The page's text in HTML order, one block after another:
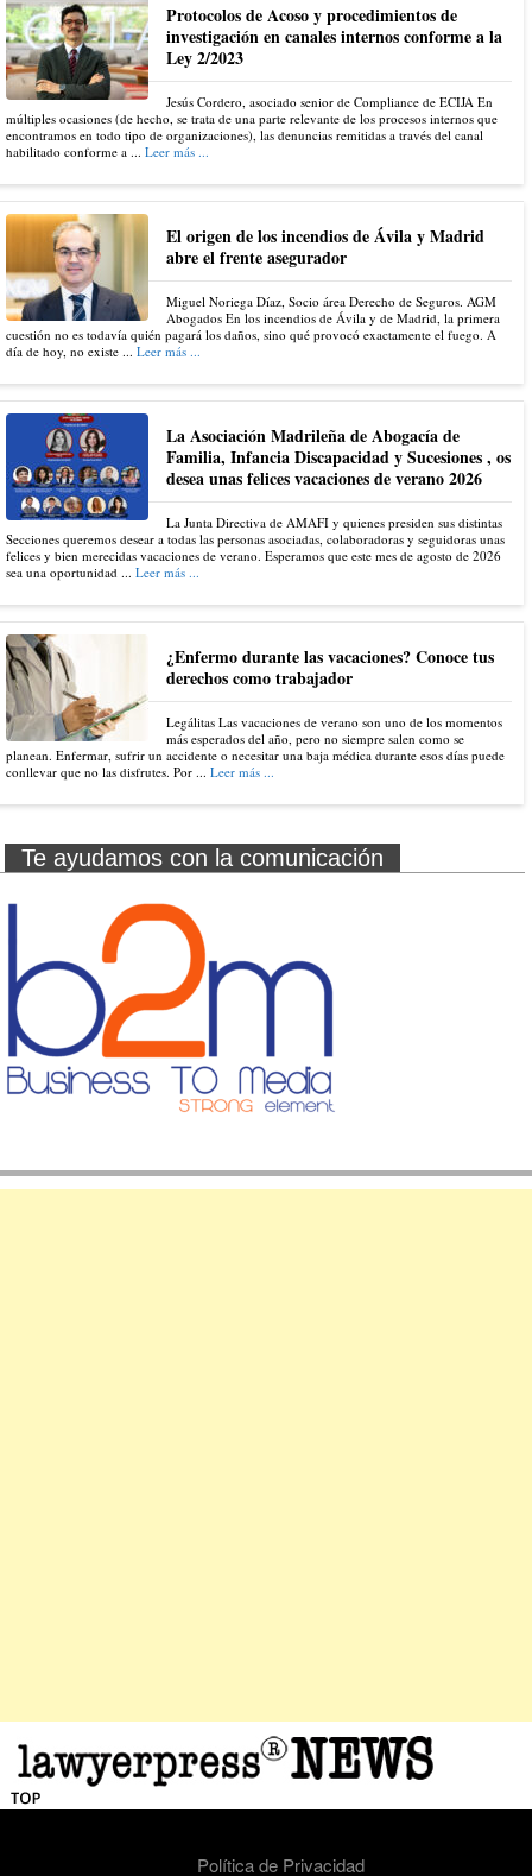
Protocolos de Acoso y procedimientos de
investigación en canales internos conforme a la
Ley 2/2023
Jesús Cordero, asociado senior de Compliance de ECIJA En
múltiples ocasiones (de hecho, se trata de una parte relevante de los procesos internos que
encontramos en todo tipo de organizaciones), las denuncias remitidas a través del canal
habilitado conforme a ... Leer más ...
El origen de los incendios de Ávila y Madrid
abre el frente asegurador
Miguel Noriega Díaz, Socio área Derecho de Seguros. AGM
Abogados En los incendios de Ávila y de Madrid, la primera
cuestión no es todavía quién pagará los daños, sino qué provocó exactamente el fuego. A
día de hoy, no existe ... Leer más ...
La Asociación Madrileña de Abogacía de
Familia, Infancia Discapacidad y Sucesiones , os
desea unas felices vacaciones de verano 2026
La Junta Directiva de AMAFI y quienes presiden sus distintas
Secciones queremos desear a todas las personas asociadas, colaboradoras y seguidoras unas
felices y bien merecidas vacaciones de verano. Esperamos que este mes de agosto de 2026
sea una oportunidad ... Leer más ...
¿Enfermo durante las vacaciones? Conoce tus
derechos como trabajador
Legálitas Las vacaciones de verano son uno de los momentos
más esperados del año, pero no siempre salen como se
planean. Enfermar, sufrir un accidente o necesitar una baja médica durante esos días puede
conllevar que no las disfrutes. Por ... Leer más ...
Te ayudamos con la comunicación
Política de Privacidad